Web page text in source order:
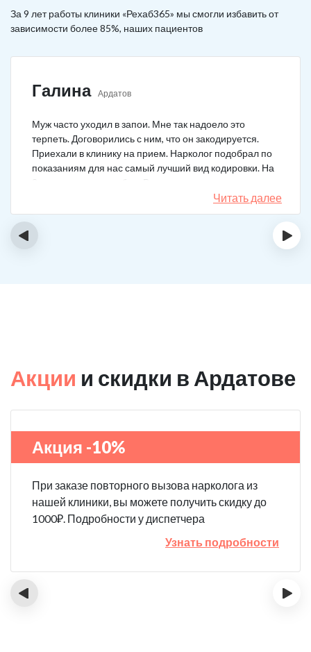
За 9 лет работы клиники «Рехаб365» мы смогли избавить от
зависимости более 85%, наших пациентов
Галина Ардатов
Муж часто уходил в запои. Мне так надоело это
терпеть. Договорились с ним, что он закодируется.
Приехали в клинику на прием. Нарколог подобрал по
показаниям для нас самый лучший вид кодировки. На
3 года поставили рубеж. Вот уже как два года мужа к
Читать далее
‹ ›
Акции и скидки в Ардатове
Акция -10%
При заказе повторного вызова нарколога из
нашей клиники, вы можете получить скидку до
1000₽. Подробности у диспетчера
Узнать подробности
‹ ›